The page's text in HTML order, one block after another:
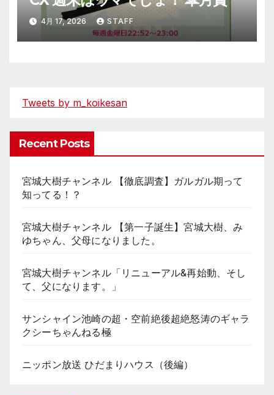
4月 17, 2026 STAFF
Tweets by m_koikesan
Recent Posts
宮城大樹チャンネル 【徹底調査】ガルガル期って
知ってる！？
宮城大樹チャンネル 【第一子誕生】宮城大樹、み
ゆちゃん、父母になりました。
宮城大樹チャンネル「リニューアル&再始動、そし
て、父になります。」
サンシャイン池崎の超・空前絶後超絶怒涛のギャラ
クシーちゃんねる極
ニッポン放送 ひだまりハウス（後編）